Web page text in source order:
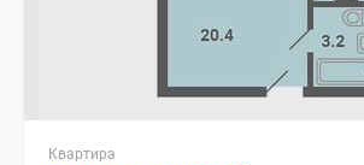
Квартира